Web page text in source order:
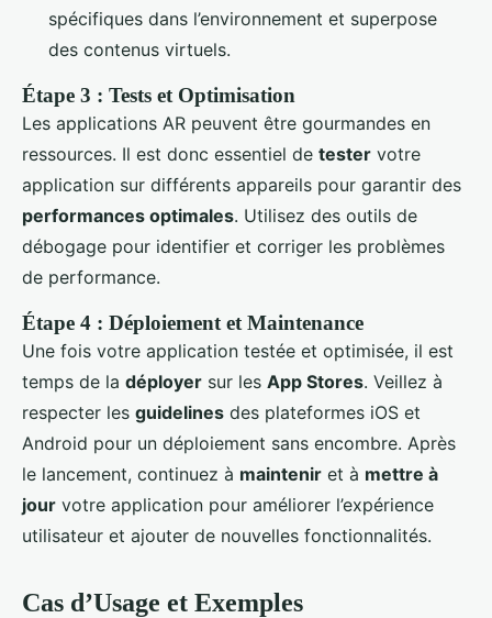
spécifiques dans l’environnement et superpose
des contenus virtuels.
Étape 3 : Tests et Optimisation
Les applications AR peuvent être gourmandes en
ressources. Il est donc essentiel de tester votre
application sur différents appareils pour garantir des
performances optimales. Utilisez des outils de
débogage pour identifier et corriger les problèmes
de performance.
Étape 4 : Déploiement et Maintenance
Une fois votre application testée et optimisée, il est
temps de la déployer sur les App Stores. Veillez à
respecter les guidelines des plateformes iOS et
Android pour un déploiement sans encombre. Après
le lancement, continuez à maintenir et à mettre à
jour votre application pour améliorer l’expérience
utilisateur et ajouter de nouvelles fonctionnalités.
Cas d’Usage et Exemples